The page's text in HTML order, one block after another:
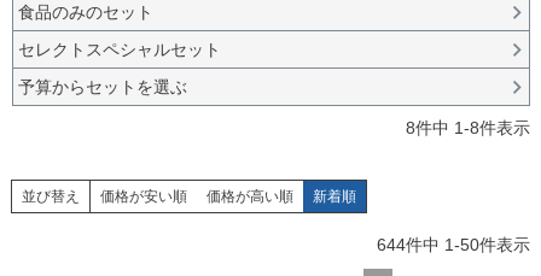
食品のみのセット
セレクトスペシャルセット
予算からセットを選ぶ
8件中 1-8件表示
並び替え 価格が安い順 価格が高い順 新着順
644件中 1-50件表示